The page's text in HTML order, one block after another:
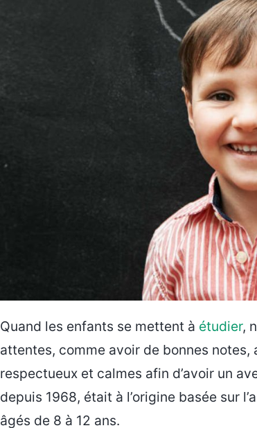
Quand les enfants se mettent à étudier,
attentes, comme avoir de bonnes
respectueux et calmes afin d’avoir un
depuis 1968, était à l’origine basée sur
âgés de 8 à 12 ans.